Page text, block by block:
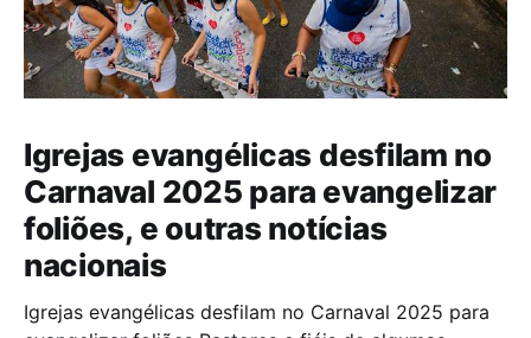
Igrejas evangélicas desfilam no
Carnaval 2025 para evangelizar
foliões, e outras notícias
nacionais
Igrejas evangélicas desfilam no Carnaval 2025 para